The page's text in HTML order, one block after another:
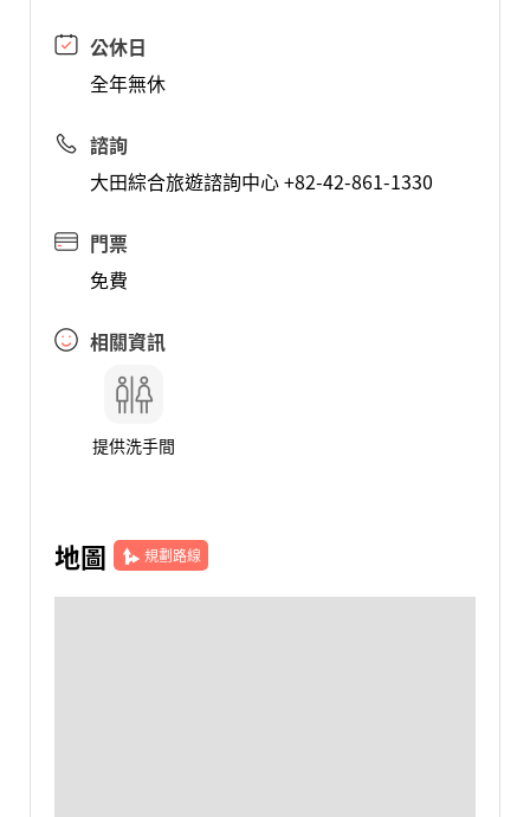
公休日
全年無休
諮詢
大田綜合旅遊諮詢中心 +82-42-861-1330
門票
免費
相關資訊
提供洗手間
地圖 規劃路線